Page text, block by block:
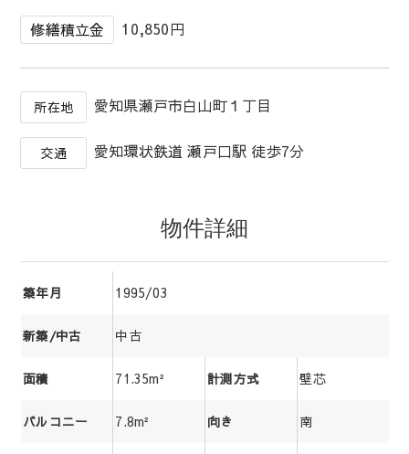
修繕積立金 10,850円
所在地 愛知県瀬戸市白山町１丁目
交通 愛知環状鉄道 瀬戸口駅 徒歩7分
物件詳細
築年月 1995/03
新築/中古 中古
面積 71.35m² 計測方式 壁芯
バルコニー 7.8m² 向き 南